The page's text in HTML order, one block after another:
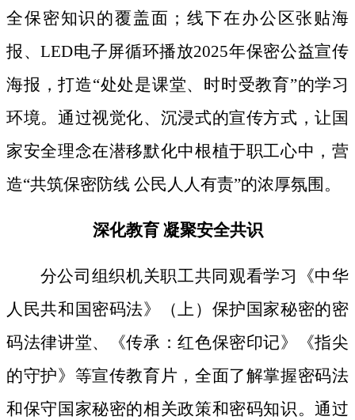
全保密知识的覆盖面；线下在办公区张贴海
报、LED电子屏循环播放2025年保密公益宣传
海报，打造“处处是课堂、时时受教育”的学习
环境。通过视觉化、沉浸式的宣传方式，让国
家安全理念在潜移默化中根植于职工心中，营
造“共筑保密防线 公民人人有责”的浓厚氛围。
深化教育凝聚安全共识
分公司组织机关职工共同观看学习《中华
人民共和国密码法》
（上）保护国家秘密的密
码法律讲堂、
《传承：红色保密印记》《指尖
的守护》等宣传教育片， 全面了解掌握密码法
和保守国家秘密的相关政策和密码知识。通过